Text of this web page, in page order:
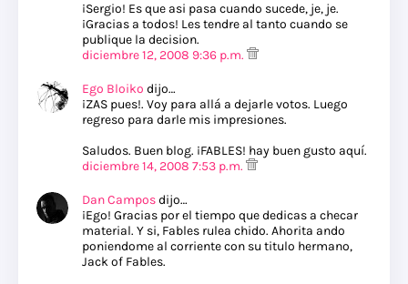
¡Sergio! Es que asi pasa cuando sucede, je, je.
¡Gracias a todos! Les tendre al tanto cuando se
publique la decision.
diciembre 12, 2008 9:36 p.m.
Ego Bloiko dijo…
¡ZAS pues!. Voy para allá a dejarle votos. Luego
regreso para darle mis impresiones.
Saludos. Buen blog. ¡FABLES! hay buen gusto aquí.
diciembre 14, 2008 7:53 p.m.
Dan Camposdijo…
¡Ego! Gracias por el tiempo que dedicas a checar
material. Y si, Fables rulea chido. Ahorita ando
poniendome al corriente con su titulo hermano,
Jack of Fables.